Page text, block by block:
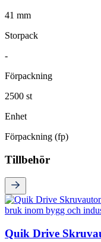
41 mm
Storpack
-
Förpackning
2500 st
Enhet
Förpackning (fp)
Tillbehör
Quik Drive